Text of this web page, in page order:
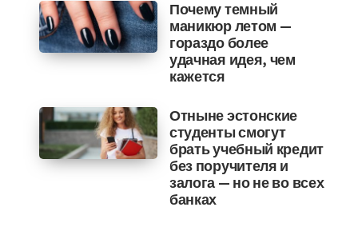
Почему темный
маникюр летом —
гораздо более
удачная идея, чем
кажется
Отныне эстонские
студенты смогут
брать учебный кредит
без поручителя и
залога — но не во всех
банках